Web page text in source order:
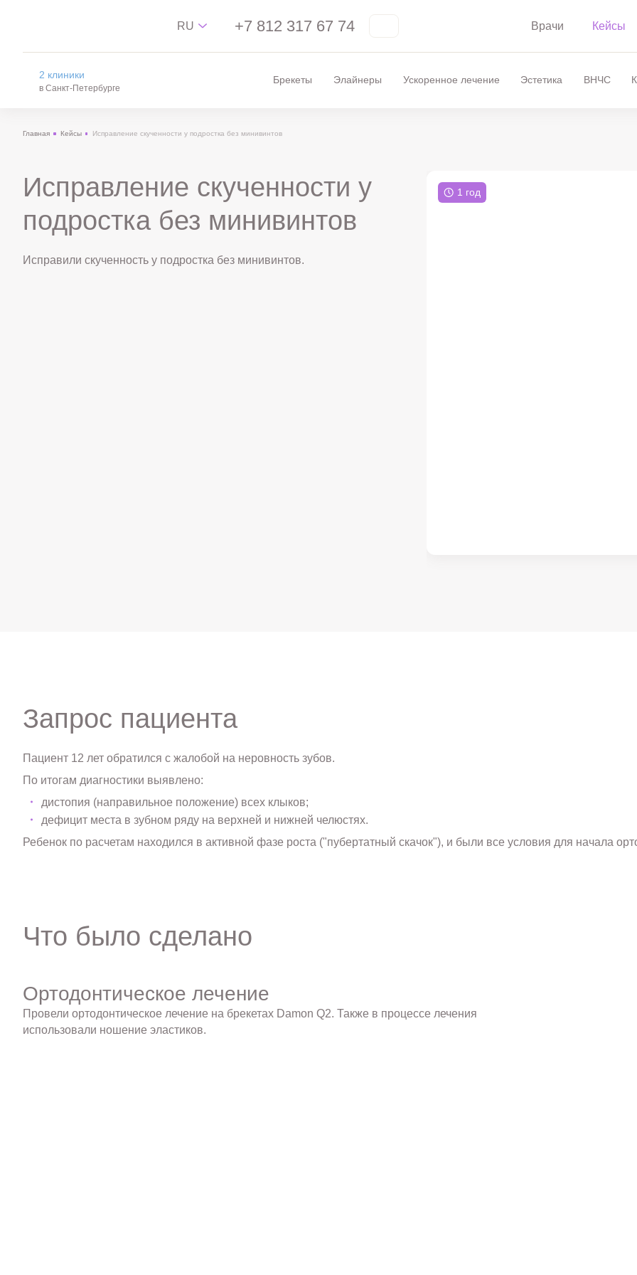
RU
中文
+7 812 317 67 74 Врачи Кейсы
2 клиники
в Санкт-Петербурге
на Лизы Чайкиной
м. Чкаловская, Спортивная, ул. Лизы
Чайкиной, 4/12
Брекеты Элайнеры Ускоренное лечение Эстетика ВНЧС
Главная Кейсы Исправление скученности у подростка без минивинтов
Исправление скученности у
подростка без минивинтов
Исправили скученность у подростка без минивинтов.
1 год
Запрос пациента
Пациент 12 лет обратился с жалобой на неровность зубов.
По итогам диагностики выявлено:
дистопия (направильное положение) всех клыков;
дефицит места в зубном ряду на верхней и нижней челюстях.
Ребенок по расчетам находился в активной фазе роста ("пубертатный скачок"), и были все условия для начала
Что было сделано
Ортодонтическое лечение
Провели ортодонтическое лечение на брекетах Damon Q2. Также в процессе лечения
использовали ношение эластиков.